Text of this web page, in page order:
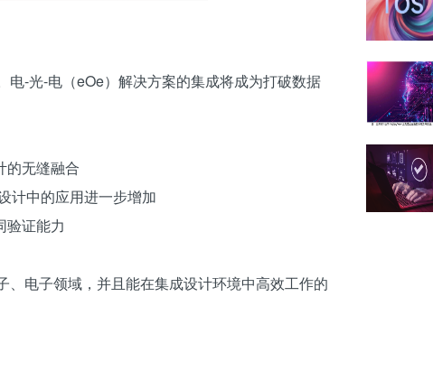
-光-电（eOe）解决方案的集成将成为打破数据
的无缝融合
计中的应用进一步增加
验证能力
电子领域，并且能在集成设计环境中高效工作的